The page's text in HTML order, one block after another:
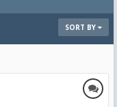
SORT BY